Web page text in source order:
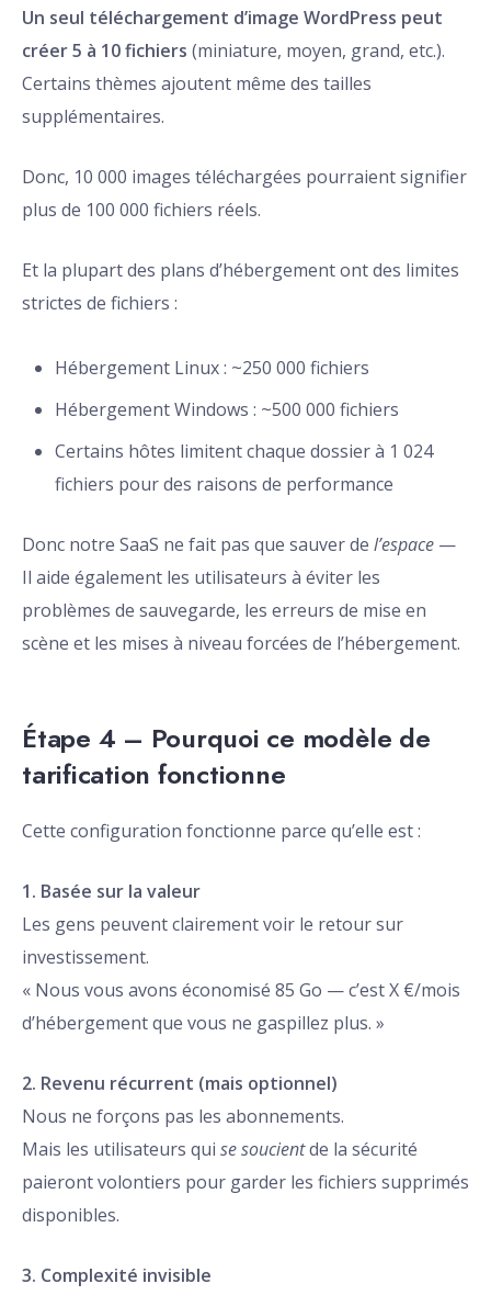
Un seul téléchargement d’image WordPress peut
créer 5 à 10 fichiers (miniature, moyen, grand, etc.).
Certains thèmes ajoutent même des tailles
supplémentaires.
Donc, 10 000 images téléchargées pourraient signifier
plus de 100 000 fichiers réels.
Et la plupart des plans d’hébergement ont des limites
strictes de fichiers :
Hébergement Linux : ~250 000 fichiers
Hébergement Windows : ~500 000 fichiers
Certains hôtes limitent chaque dossier à 1 024
fichiers pour des raisons de performance
Donc notre SaaS ne fait pas que sauver de l’espace —
Il aide également les utilisateurs à éviter les
problèmes de sauvegarde, les erreurs de mise en
scène et les mises à niveau forcées de l’hébergement.
Étape 4 – Pourquoi ce modèle de
tarification fonctionne
Cette configuration fonctionne parce qu’elle est :
1. Basée sur la valeur
Les gens peuvent clairement voir le retour sur
investissement.
« Nous vous avons économisé 85 Go — c’est X €/mois
d’hébergement que vous ne gaspillez plus. »
2. Revenu récurrent (mais optionnel)
Nous ne forçons pas les abonnements.
Mais les utilisateurs qui se soucientde la sécurité
paieront volontiers pour garder les fichiers supprimés
disponibles.
3. Complexité invisible